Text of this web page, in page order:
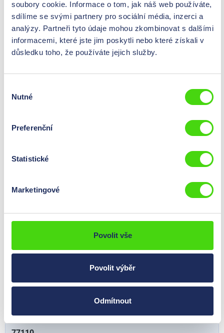
soubory cookie. Informace o tom, jak náš web používáte,
sdílíme se svými partnery pro sociální média, inzerci a
analýzy. Partneři tyto údaje mohou zkombinovat s dalšími
informacemi, které jste jim poskytli nebo které získali v
důsledku toho, že používáte jejich služby.
souhlasu
Nutné
Preferenční
Statistické
Marketingové
Povolit vše
Povolit výběr
Odmítnout
Forma balení Zboží v rolích
Průřez 10 mm²
Průměr
Rozměry (L x B) 10 x 1,5 mm
Typ Plochý měděný drát
77108
mm²
Průměr
(0,00 Kč* /